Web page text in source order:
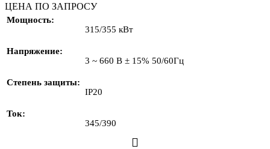
ЦЕНА ПО ЗАПРОСУ
Мощность
315/355 кВт
Напряжение
3 ~ 660 В ± 15% 50/60Гц
Степень защиты
IP20
Ток
345/390